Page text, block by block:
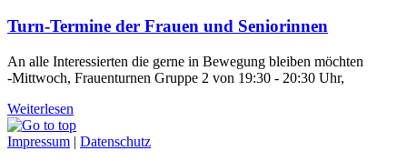
Turn-Termine der Frauen und Seniorinnen
An alle Interessierten die gerne in Bewegung bleiben möchten
-Mittwoch, Frauenturnen Gruppe 2 von 19:30 - 20:30 Uhr,
Weiterlesen
Impressum | Datenschutz